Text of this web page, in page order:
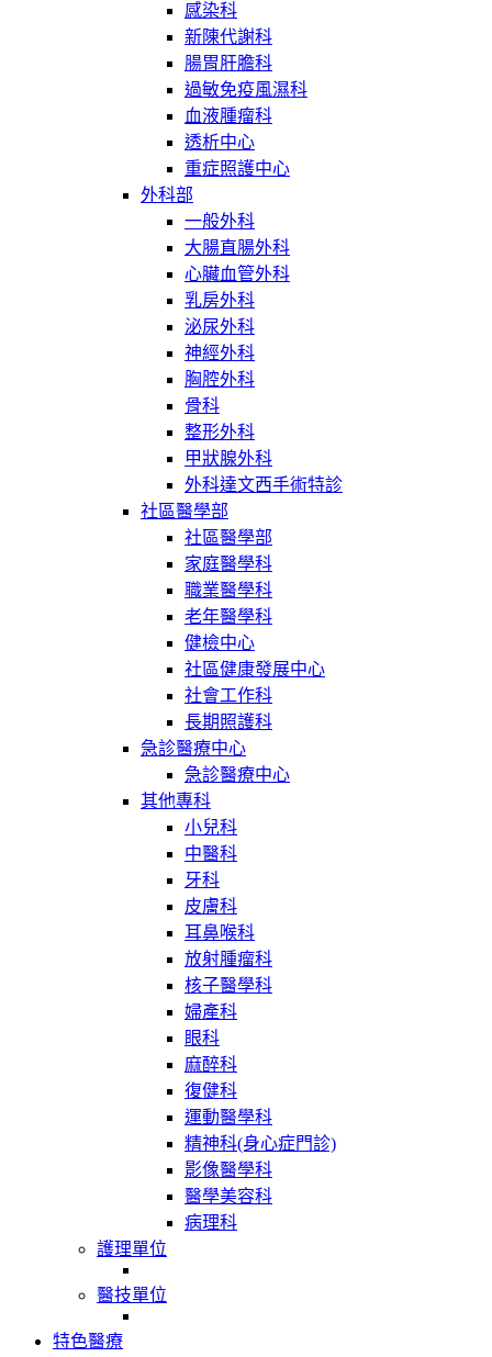
感染科
新陳代謝科
腸胃肝膽科
過敏免疫風濕科
血液腫瘤科
透析中心
重症照護中心
外科部
一般外科
大腸直腸外科
心臟血管外科
乳房外科
泌尿外科
神經外科
胸腔外科
骨科
整形外科
甲狀腺外科
外科達文西手術特診
社區醫學部
社區醫學部
家庭醫學科
職業醫學科
老年醫學科
健檢中心
社區健康發展中心
社會工作科
長期照護科
急診醫療中心
急診醫療中心
其他專科
小兒科
中醫科
牙科
皮膚科
耳鼻喉科
放射腫瘤科
核子醫學科
婦產科
眼科
麻醉科
復健科
運動醫學科
精神科(身心症門診)
影像醫學科
醫學美容科
病理科
護理單位
醫技單位
特色醫療